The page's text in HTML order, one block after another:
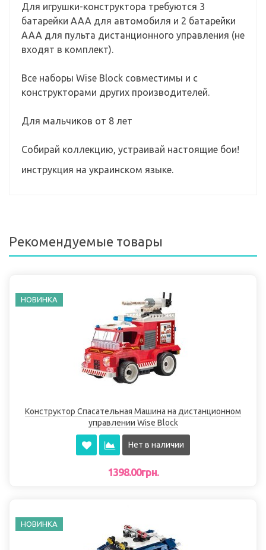
Для игрушки-конструктора требуются 3
батарейки AAA для автомобиля и 2 батарейки
AAA для пульта дистанционного управления (не
входят в комплект).
Все наборы Wise Block совместимы и с
конструкторами других производителей.
Для мальчиков от 8 лет
Собирай коллекцию, устраивай настоящие бои!
инструкция на украинском языке.
Рекомендуемые товары
НОВИНКА
Конструктор Спасательная Машина на дистанционном
управлении Wise Block
Нет в наличии
1398.00грн.
НОВИНКА